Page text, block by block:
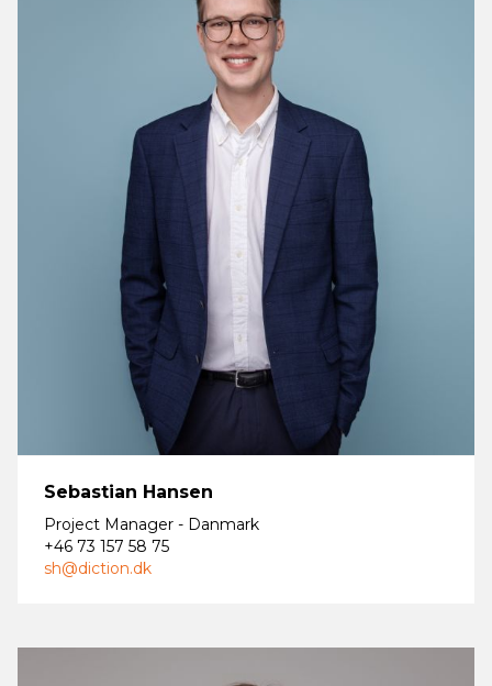
Sebastian Hansen
Project Manager - Danmark
+46 73 157 58 75
sh@diction.dk